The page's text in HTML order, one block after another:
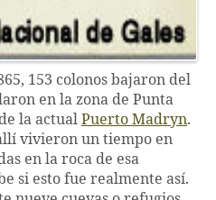
153 colonos bajaron del
en la zona de Punta
la actual Puerto Madryn.
vivieron un tiempo en
en la roca de esa
si esto fue realmente así.